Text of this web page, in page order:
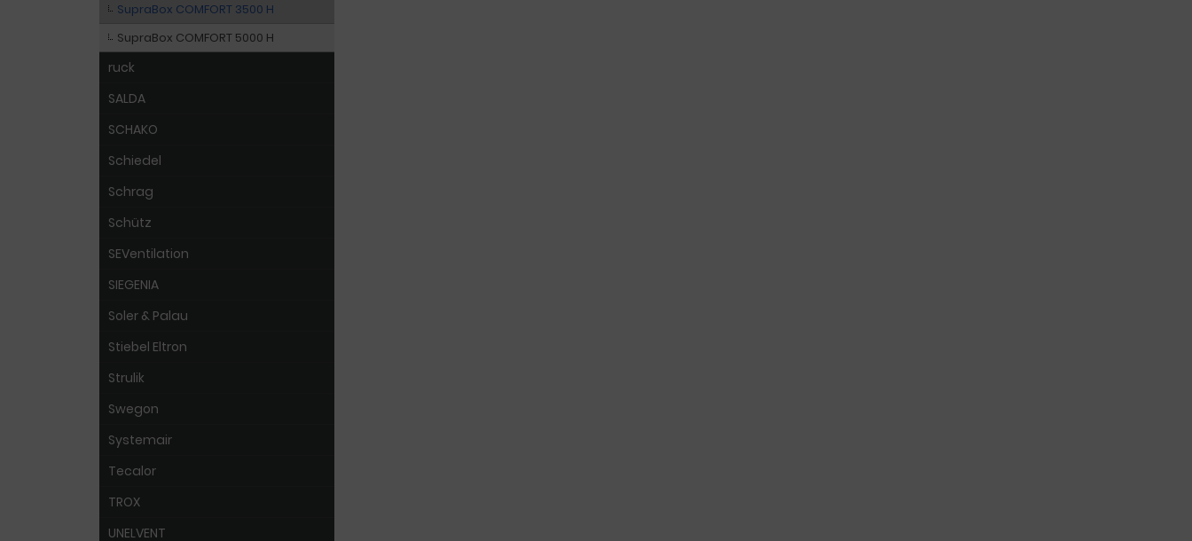
SupraBox COMFORT 3500 H
SupraBox COMFORT 5000 H
ruck
SALDA
SCHAKO
Schiedel
Schrag
Schütz
SEVentilation
SIEGENIA
Soler & Palau
Stiebel Eltron
Strulik
Swegon
Systemair
Tecalor
TROX
UNELVENT